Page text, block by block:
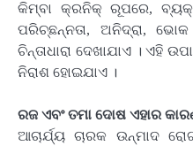
କିମ୍ବା କ୍ରନିକ୍ ରୂପରେ,
ପରିଚ୍ଛନ୍ନତା, ଅନିଦ୍ରା,
ଚିନ୍ତାଧାରା ଦେଖାଯାଏ । ଏହି
ନିରାଶ ହୋଇଯାଏ ।
ରଜ ଏବଂ ତମା ଦୋଷ ଏହାର
ଆଚାର୍ଯ୍ୟ ଚାରକ ଉନ୍ମାଦ